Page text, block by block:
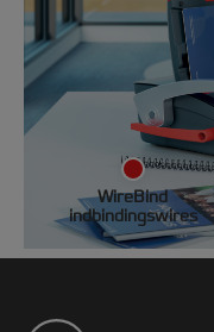
WireBind
indbindingswires